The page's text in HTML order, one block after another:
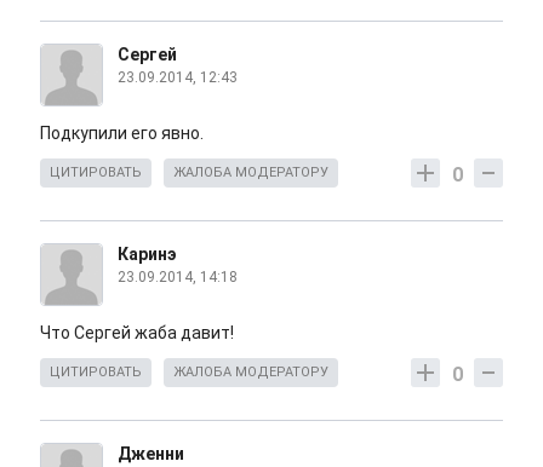
Сергей
23.09.2014, 12:43
Подкупили его явно.
0
ЦИТИРОВАТЬ ЖАЛОБА МОДЕРАТОРУ
Каринэ
23.09.2014, 14:18
Что Сергей жаба давит!
0
ЦИТИРОВАТЬ ЖАЛОБА МОДЕРАТОРУ
Дженни